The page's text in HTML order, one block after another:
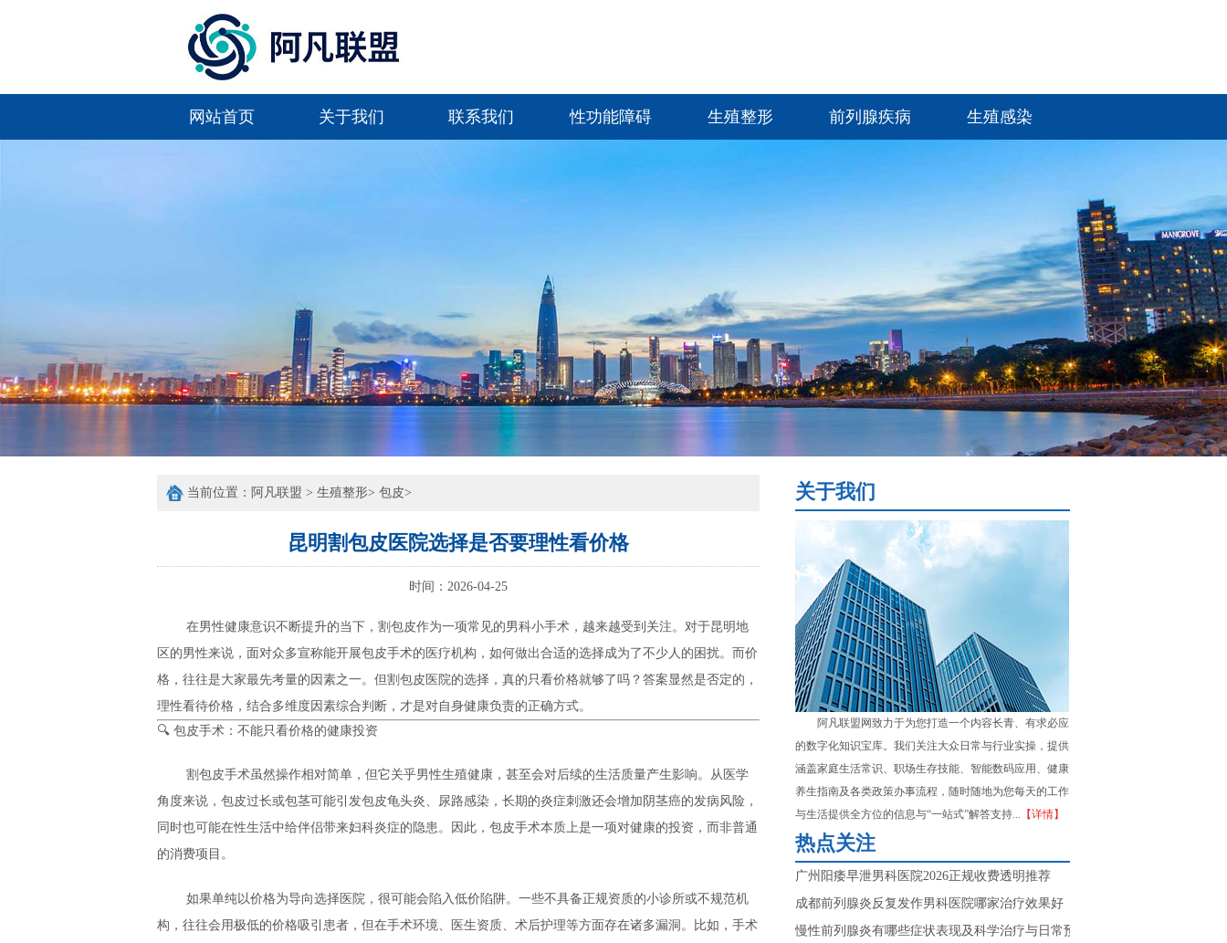
网站首页 关于我们 联系我们 性功能障碍 生殖整形 前列腺疾病 生殖感染
当前位置： 阿凡联盟 > 生殖整形> 包皮>
昆明割包皮医院选择是否要理性看价格
时间：2026-04-25
在男性健康意识不断提升的当下，割包皮作为一项常见的男科小手术，越来越受到关注。对于昆明地
区的男性来说，面对众多宣称能开展包皮手术的医疗机构，如何做出合适的选择成为了不少人的困扰。而价
格，往往是大家最先考量的因素之一。但割包皮医院的选择，真的只看价格就够了吗？答案显然是否定的，
理性看待价格，结合多维度因素综合判断，才是对自身健康负责的正确方式。
🔍 包皮手术：不能只看价格的健康投资
割包皮手术虽然操作相对简单，但它关乎男性生殖健康，甚至会对后续的生活质量产生影响。从医学
角度来说，包皮过长或包茎可能引发包皮龟头炎、尿路感染，长期的炎症刺激还会增加阴茎癌的发病风险，
同时也可能在性生活中给伴侣带来妇科炎症的隐患。因此，包皮手术本质上是一项对健康的投资，而非普通
的消费项目。
如果单纯以价格为导向选择医院，很可能会陷入低价陷阱。一些不具备正规资质的小诊所或不规范机
构，往往会用极低的价格吸引患者，但在手术环境、医生资质、术后护理等方面存在诸多漏洞。比如，手术
关于我们
阿凡联盟网致力于为您打造一个内容长青、有求必应
的数字化知识宝库。我们关注大众日常与行业实操，提供
涵盖家庭生活常识、职场生存技能、智能数码应用、健康
养生指南及各类政策办事流程，随时随地为您每天的工作
与生活提供全方位的信息与“一站式”解答支持...
【详情】
热点关注
广州阳痿早泄男科医院2026正规收费透明推荐
成都前列腺炎反复发作男科医院哪家治疗效果好
慢性前列腺炎有哪些症状表现及科学治疗与日常预防方法